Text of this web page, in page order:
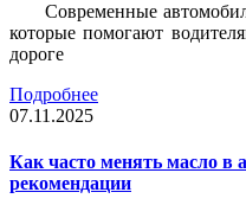
Современные
которые помогают
дороге
Подробнее
07.11.2025
Как часто менять масло в
рекомендации